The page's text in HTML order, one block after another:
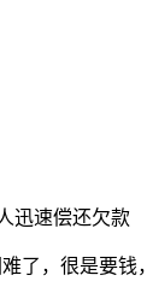
，很是要钱